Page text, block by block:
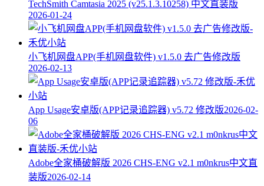
TechSmith Camtasia 2025 (v25.1.3.10258) 中文直装版
2026-01-24
小飞机网盘APP(手机网盘软件) v1.5.0 去广告修改版
2026-02-13
App Usage安卓版(APP记录追踪器) v5.72 修改版2026-02-
06
Adobe全家桶破解版 2026 CHS-ENG v2.1 m0nkrus中文直
装版2026-02-14